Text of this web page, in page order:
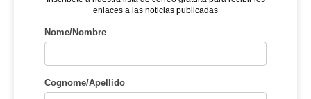
enlaces a las noticias publicadas
Nome/Nombre
Cognome/Apellido